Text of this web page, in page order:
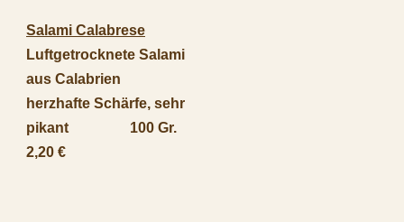
Salami Calabrese
Luftgetrocknete Salami
aus Calabrien
herzhafte Schärfe, sehr
pikant 100 Gr.
2,20 €